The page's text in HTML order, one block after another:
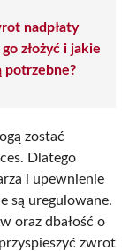
nadpłaty
złożyć i jakie
potrzebne?
zostać
Dlatego
i upewnienie
są uregulowane.
oraz dbałość o
zwrot